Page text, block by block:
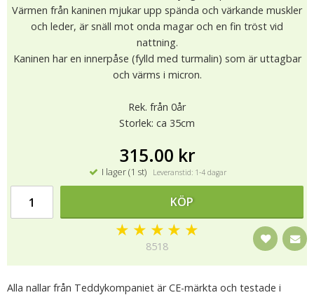
Värmen från kaninen mjukar upp spända och värkande muskler
och leder, är snäll mot onda magar och en fin tröst vid
nattning.
Kaninen har en innerpåse (fylld med turmalin) som är uttagbar
och värms i micron.
Rek. från 0år
Storlek: ca 35cm
315.00 kr
I lager (1 st) Leveranstid: 1-4 dagar
KÖP
★ ★ ★ ★ ★
8518
Alla nallar från Teddykompaniet är CE-märkta och testade i